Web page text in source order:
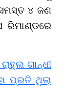
୪ ଜଣ
ରିମାଣ୍ଡରେ
ଗାନ୍ଧୀ
ପ୍ରତି ଥିଲା